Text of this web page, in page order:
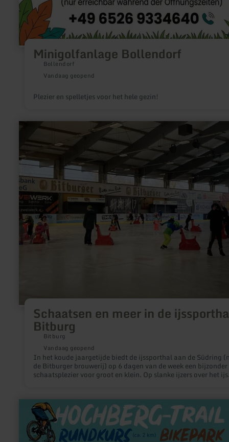
Minigolfanlage Bollendorf
Bollendorf
Vandaag geopend
Plezier en spelletjes voor het hele gezin!
Schaatsen en meer in de
Bitburg
Bitburg
Vandaag geopend
In het koude jaargetijde biedt de ijssporthal aan de Südring
de Bitburger brouwerij) op 6 dagen van de week een bijzonder
schaatsplezier voor groot en klein. Op slanke ijzers over het ijs
meer
over:
en
meer
in
de
ijssporthal
Bitburg
informatie
over:
Hochberg-
Trail